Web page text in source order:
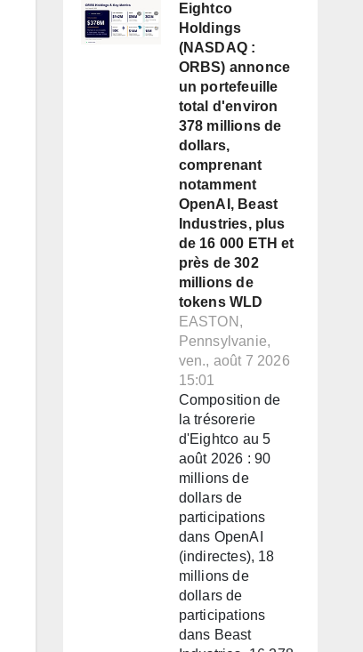
Eightco
Holdings
(NASDAQ :
ORBS) annonce
un portefeuille
total d'environ
378 millions de
dollars,
comprenant
notamment
OpenAI, Beast
Industries, plus
de 16 000 ETH et
près de 302
millions de
tokens WLD
EASTON,
Pennsylvanie,
ven., août 7 2026
15:01
Composition de
la trésorerie
d'Eightco au 5
août 2026 : 90
millions de
dollars de
participations
dans OpenAI
(indirectes), 18
millions de
dollars de
participations
dans Beast